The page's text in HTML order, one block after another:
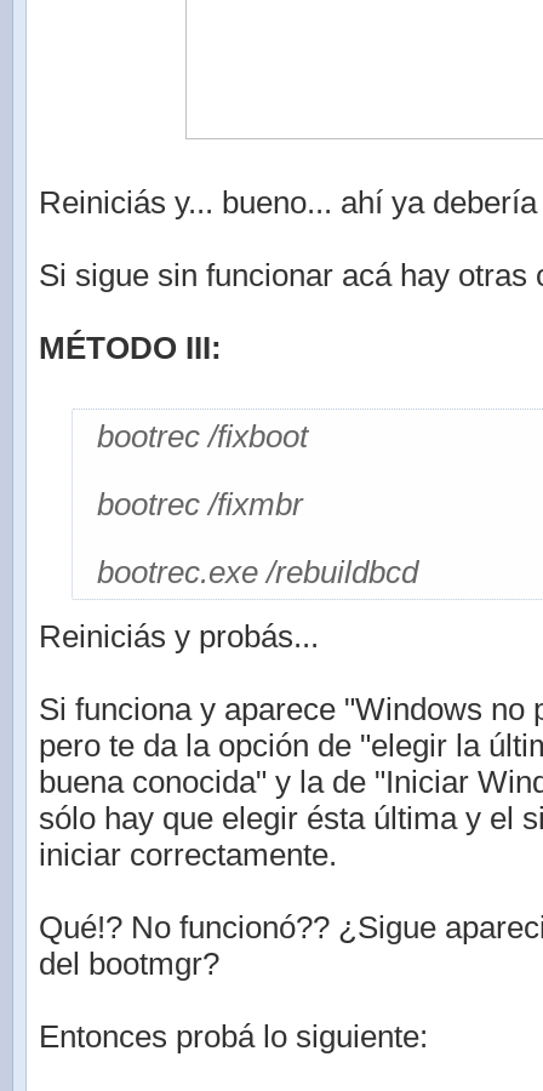
Reiniciás y... bueno... ahí ya
Si sigue sin funcionar acá hay otras
MÉTODO III:
bootrec /fixboot
bootrec /fixmbr
bootrec.exe /rebuildbcd
Reiniciás y probás...
Si funciona y aparece "Windows no
pero te da la opción de "elegir la
buena conocida" y la de "Iniciar
sólo hay que elegir ésta última y el
iniciar correctamente.
Qué!? No funcionó?? ¿Sigue
del bootmgr?
Entonces probá lo siguiente: